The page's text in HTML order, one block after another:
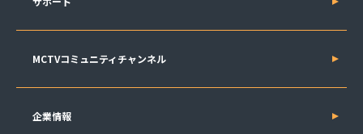
MCTVコミュニティチャンネル
企業情報